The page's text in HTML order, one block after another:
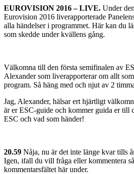
EUROVISION 2016 – LIVE. Under
Eurovision 2016 liverapporterade
alla händelser i programmet. Här kan du
som skedde under kvällens gång.
Välkomna till den första semifinalen av
Alexander som liverapporterar om allt
program. Så häng med och njut av 2
Jag, Alexander, hälsar ert hjärtligt
är er ESC-guide och kommer guida er till
ESC och vad som händer!
20.59 Nåja, nu är det inte länge kvar tills
Igen, ifall du vill fråga eller kommentera
kommentarsfältet här under.